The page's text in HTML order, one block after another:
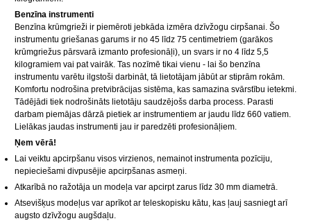
Benzīna instrumenti
Benzīna krūmgrieži ir piemēroti jebkāda izmēra dzīvžogu cirpšanai. Šo
instrumentu griešanas garums ir no 45 līdz 75 centimetriem (garākos
krūmgriežus pārsvarā izmanto profesionāļi), un svars ir no 4 līdz 5,5
kilogramiem vai pat vairāk. Tas nozīmē tikai vienu - lai šo benzīna
instrumentu varētu ilgstoši darbināt, tā lietotājam jābūt ar stiprām rokām.
Komfortu nodrošina pretvibrācijas sistēma, kas samazina svārstību ietekmi.
Tādējādi tiek nodrošināts lietotāju saudzējošs darba process. Parasti
darbam piemājas dārzā pietiek ar instrumentiem ar jaudu līdz 660 vatiem.
Lielākas jaudas instrumenti jau ir paredzēti profesionāļiem.
Ņem vērā!
Lai veiktu apcirpšanu visos virzienos, nemainot instrumenta pozīciju,
nepieciešami divpusējie apcirpšanas asmeņi.
Atkarībā no ražotāja un modeļa var apcirpt zarus līdz 30 mm diametrā.
Atsevišķus modeļus var aprīkot ar teleskopisku kātu, kas ļauj sasniegt arī
augsto dzīvžogu augšdaļu.